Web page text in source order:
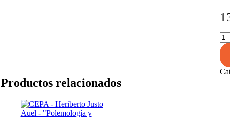
-
del
Productos relacionados